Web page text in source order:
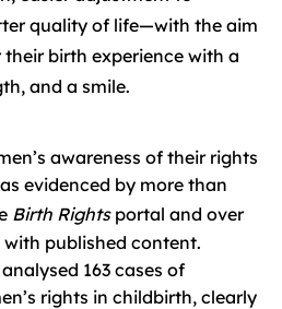
quality of life—with the aim
birth experience with a
and a smile.
awareness of their rights
evidenced by more than
Birth Rightsportal and over
with published content.
163 cases of
rights in childbirth, clearly